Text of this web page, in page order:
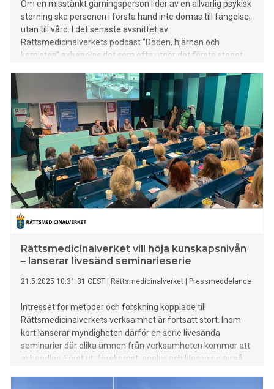
Om en misstänkt gärningsperson lider av en allvarlig psykisk
störning ska personen i första hand inte dömas till fängelse,
utan till vård. I det senaste avsnittet av
Rättsmedicinalverkets podcast ”Döden, hjärnan och
kemisten” avhandlas det som ofta utgör det första steget
gärningsperson lider av en allvarlig psykisk störning eller
inte: paragraf 7-undersökningen.
Rättsmedicinalverket vill höja kunskapsnivån
– lanserar livesänd seminarieserie
21.5.2025 10:31:31 CEST Rättsmedicinalverket Pressmeddelande
Intresset för metoder och forskning kopplade till
Rättsmedicinalverkets verksamhet är fortsatt stort. Inom
kort lanserar myndigheten därför en serie livesända
seminarier där olika ämnen från verksamheten kommer att
avhandlas. Först ut: förekomst, analys och klassning av så